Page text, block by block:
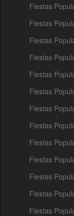
Fiestas
Fiestas
Fiestas
Fiestas
Fiestas
Fiestas
Fiestas
Fiestas
Fiestas
Fiestas
Fiestas
Fiestas
Fiestas